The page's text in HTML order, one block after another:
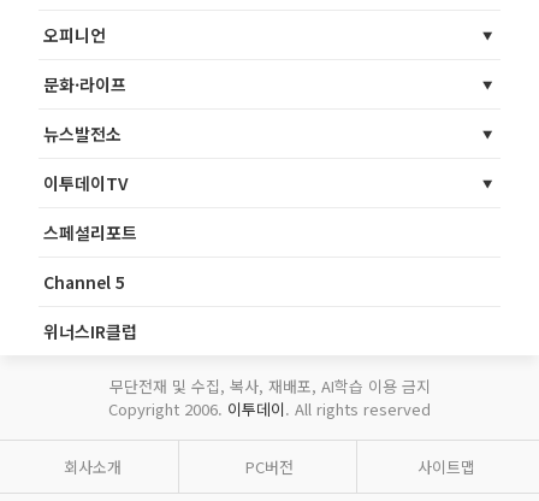
오피니언
문화·라이프
뉴스발전소
이투데이TV
스페셜리포트
Channel 5
위너스IR클럽
무단전재 및 수집, 복사, 재배포, AI학습 이용 금지
Copyright 2006. 이투데이. All rights reserved
회사소개 PC버전 사이트맵